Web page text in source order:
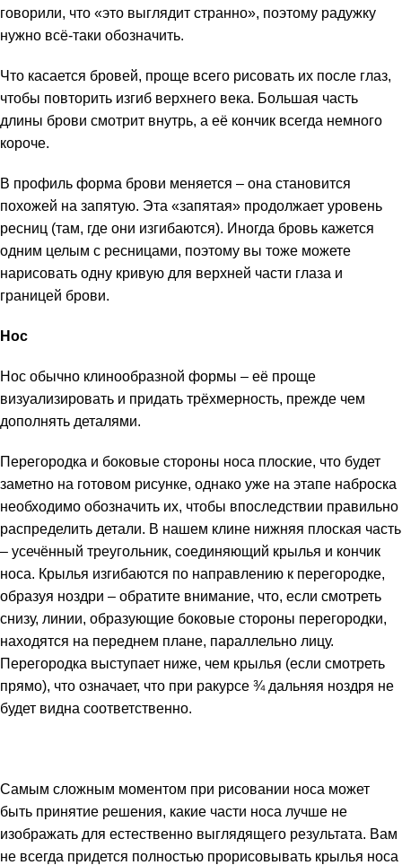
говорили, что «это выглядит странно», поэтому радужку
нужно всё-таки обозначить.
Что касается бровей, проще всего рисовать их после глаз,
чтобы повторить изгиб верхнего века. Большая часть
длины брови смотрит внутрь, а её кончик всегда немного
короче.
В профиль форма брови меняется – она становится
похожей на запятую. Эта «запятая» продолжает уровень
ресниц (там, где они изгибаются). Иногда бровь кажется
одним целым с ресницами, поэтому вы тоже можете
нарисовать одну кривую для верхней части глаза и
границей брови.
Нос
Нос обычно клинообразной формы – её проще
визуализировать и придать трёхмерность, прежде чем
дополнять деталями.
Перегородка и боковые стороны носа плоские, что будет
заметно на готовом рисунке, однако уже на этапе наброска
необходимо обозначить их, чтобы впоследствии правильно
распределить детали. В нашем клине нижняя плоская часть
– усечённый треугольник, соединяющий крылья и кончик
носа. Крылья изгибаются по направлению к перегородке,
образуя ноздри – обратите внимание, что, если смотреть
снизу, линии, образующие боковые стороны перегородки,
находятся на переднем плане, параллельно лицу.
Перегородка выступает ниже, чем крылья (если смотреть
прямо), что означает, что при ракурсе ¾ дальняя ноздря не
будет видна соответственно.
Самым сложным моментом при рисовании носа может
быть принятие решения, какие части носа лучше не
изображать для естественно выглядящего результата. Вам
не всегда придется полностью прорисовывать крылья носа